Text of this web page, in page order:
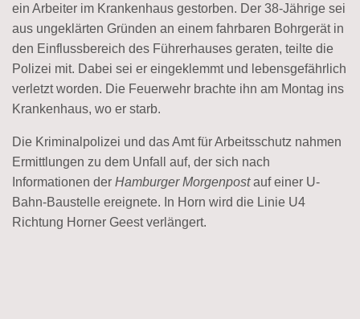
ein Arbeiter im Krankenhaus gestorben. Der 38-Jährige sei
aus ungeklärten Gründen an einem fahrbaren Bohrgerät in
den Einflussbereich des Führerhauses geraten, teilte die
Polizei mit. Dabei sei er eingeklemmt und lebensgefährlich
verletzt worden. Die Feuerwehr brachte ihn am Montag ins
Krankenhaus, wo er starb.
Die Kriminalpolizei und das Amt für Arbeitsschutz nahmen
Ermittlungen zu dem Unfall auf, der sich nach
Informationen der Hamburger Morgenpostauf einer U-
Bahn-Baustelle ereignete. In Horn wird die Linie U4
Richtung Horner Geest verlängert.